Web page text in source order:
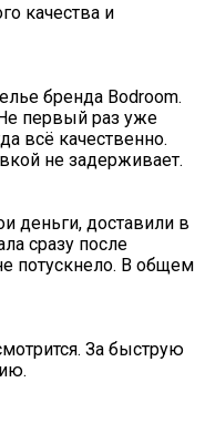
качества и
бренда Bodroom.
первый раз уже
всё качественно.
не задерживает.
деньги, доставили в
сразу после
потускнело. В общем
За быструю